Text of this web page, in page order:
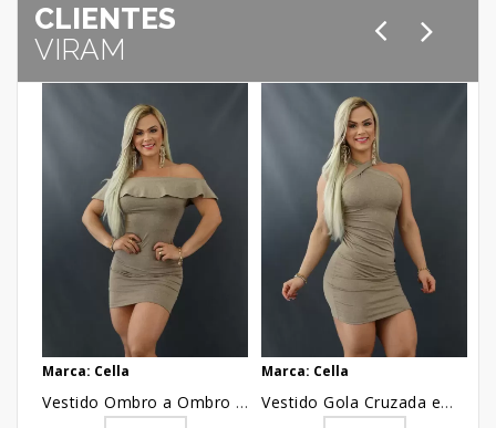
CLIENTES
VIRAM
Marca: Cella
Vestido Ombro a Ombro com Babado em Suplex Bege Canelado [2109083]
Marca: Cella
Vestido Gola Cruzada em Suplex Bege Canelado [2109091]